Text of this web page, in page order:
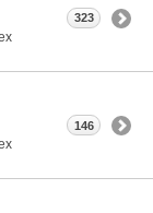
323
146